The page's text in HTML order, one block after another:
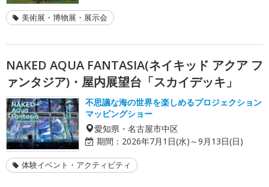
美術展・博物展・展示会
NAKED AQUA FANTASIA(ネイキッド アクア フ
ァンタジア)・屋内展望台「スカイデッキ」
不思議な海の世界を楽しめるプロジェクション
マッピングショー
愛知県・名古屋市中区
期間： 2026年7月1日(水)～9月13日(日)
体験イベント・アクティビティ